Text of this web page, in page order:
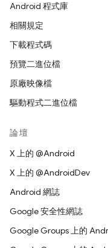
Android 程式庫
相關規定
下載程式碼
預覽二進位檔
原廠映像檔
驅動程式二進位檔
論壇
X 上的 @Android
X 上的 @AndroidDev
Android 網誌
Google 安全性網誌
Google Groups 上的